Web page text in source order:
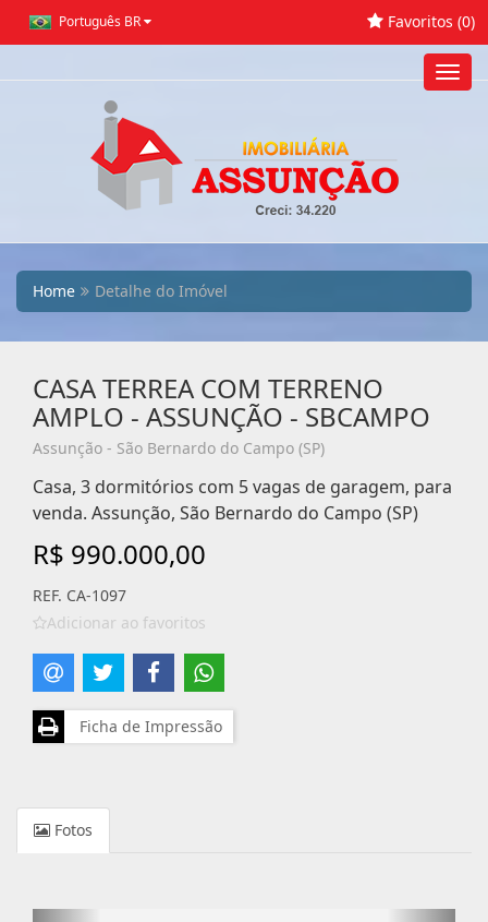
Português BR Favoritos (0)
Home Detalhe do Imóvel
CASA TERREA COM TERRENO
AMPLO - ASSUNÇÃO - SBCAMPO
Assunção - São Bernardo do Campo (SP)
Casa, 3 dormitórios com 5 vagas de garagem, para
venda. Assunção, São Bernardo do Campo (SP)
R$ 990.000,00
REF. CA-1097
Adicionar ao favoritos
Ficha de Impressão
Fotos